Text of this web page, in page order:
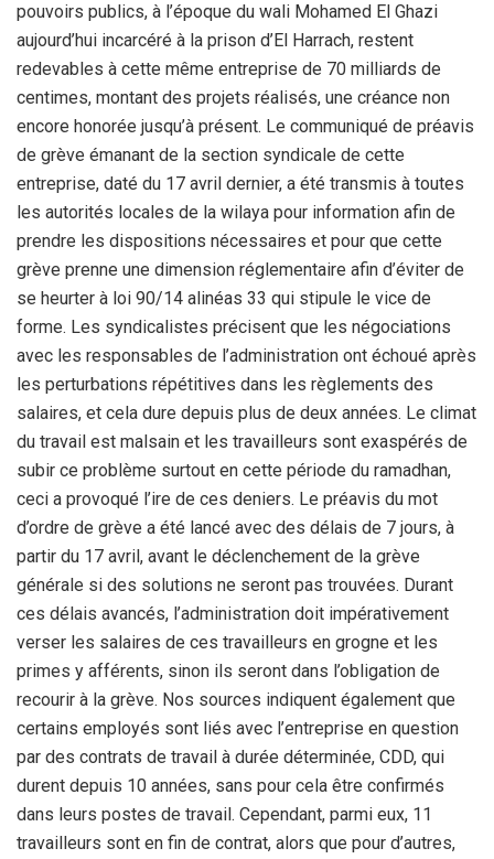
pouvoirs publics, à l’époque du wali Mohamed El Ghazi
aujourd’hui incarcéré à la prison d’El Harrach, restent
redevables à cette même entreprise de 70 milliards de
centimes, montant des projets réalisés, une créance non
encore honorée jusqu’à présent. Le communiqué de préavis
de grève émanant de la section syndicale de cette
entreprise, daté du 17 avril dernier, a été transmis à toutes
les autorités locales de la wilaya pour information afin de
prendre les dispositions nécessaires et pour que cette
grève prenne une dimension réglementaire afin d’éviter de
se heurter à loi 90/14 alinéas 33 qui stipule le vice de
forme. Les syndicalistes précisent que les négociations
avec les responsables de l’administration ont échoué après
les perturbations répétitives dans les règlements des
salaires, et cela dure depuis plus de deux années. Le climat
du travail est malsain et les travailleurs sont exaspérés de
subir ce problème surtout en cette période du ramadhan,
ceci a provoqué l’ire de ces deniers. Le préavis du mot
d’ordre de grève a été lancé avec des délais de 7 jours, à
partir du 17 avril, avant le déclenchement de la grève
générale si des solutions ne seront pas trouvées. Durant
ces délais avancés, l’administration doit impérativement
verser les salaires de ces travailleurs en grogne et les
primes y afférents, sinon ils seront dans l’obligation de
recourir à la grève. Nos sources indiquent également que
certains employés sont liés avec l’entreprise en question
par des contrats de travail à durée déterminée, CDD, qui
durent depuis 10 années, sans pour cela être confirmés
dans leurs postes de travail. Cependant, parmi eux, 11
travailleurs sont en fin de contrat, alors que pour d’autres,